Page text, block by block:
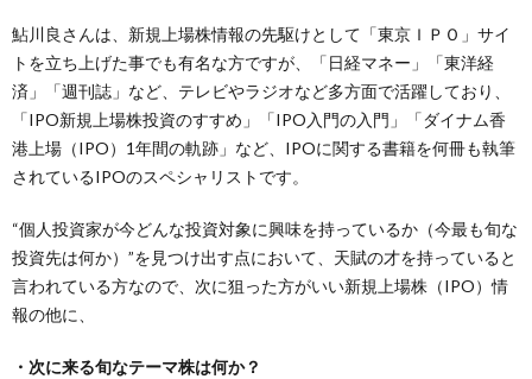
鮎川良さんは、新規上場株情報の先駆けとして「東京ＩＰＯ」サイ
トを立ち上げた事でも有名な方ですが、「日経マネー」「東洋経
済」「週刊誌」など、テレビやラジオなど多方面で活躍しており、
「IPO新規上場株投資のすすめ」「IPO入門の入門」「ダイナム香
港上場（IPO）1年間の軌跡」など、IPOに関する書籍を何冊も執筆
されているIPOのスペシャリストです。
“個人投資家が今どんな投資対象に興味を持っているか（今最も旬な
投資先は何か）”を見つけ出す点において、天賦の才を持っていると
言われている方なので、次に狙った方がいい新規上場株（IPO）情
報の他に、
・次に来る旬なテーマ株は何か？